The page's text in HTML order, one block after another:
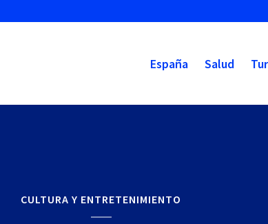
España Salud
CULTURA Y ENTRETENIMIENTO